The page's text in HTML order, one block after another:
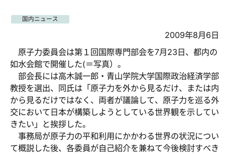
国内ニュース
2009年8月6日
原子力委員会は第１回国際専門部会を7月23日、都内の
如水会館で開催した(＝写真）。
部会長には高木誠一郎・青山学院大学国際政治経済学部
教授を選出、同氏は「原子力を外から見るだけ、または内
から見るだけではなく、両者が議論して、原子力を巡る外
交において日本が構築しようとしている世界観を示してい
きたい」と挨拶した。
事務局が原子力の平和利用にかかわる世界の状況につい
て概説した後、各委員が自己紹介を兼ねて今後検討すべき